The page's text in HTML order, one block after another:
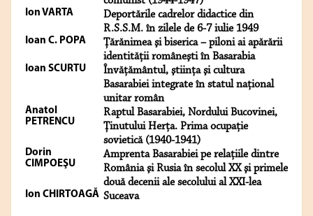
Ion VARTA
Deportările cadrelor didactice din
R.S.S.M. în zilele de 6-7 iulie 1949
Ioan C. POPA
Ţărănimea şi biserica – piloni ai apărării
identităţii româneşti în Basarabia
Ioan SCURTU
Învăţământul, ştiinţa şi cultura
Basarabiei integrate în statul naţional
unitar român
Anatol
PETRENCU
Raptul Basarabiei, Nordului Bucovinei,
Ţinutului Herţa. Prima ocupaţie
sovietică (1940-1941)
Dorin
CIMPOEŞU
Amprenta Basarabiei pe relaţiile dintre
România şi Rusia în secolul XX şi primele
două decenii ale secolului al XXI-lea
Ion CHIRTOAGĂ Suceava